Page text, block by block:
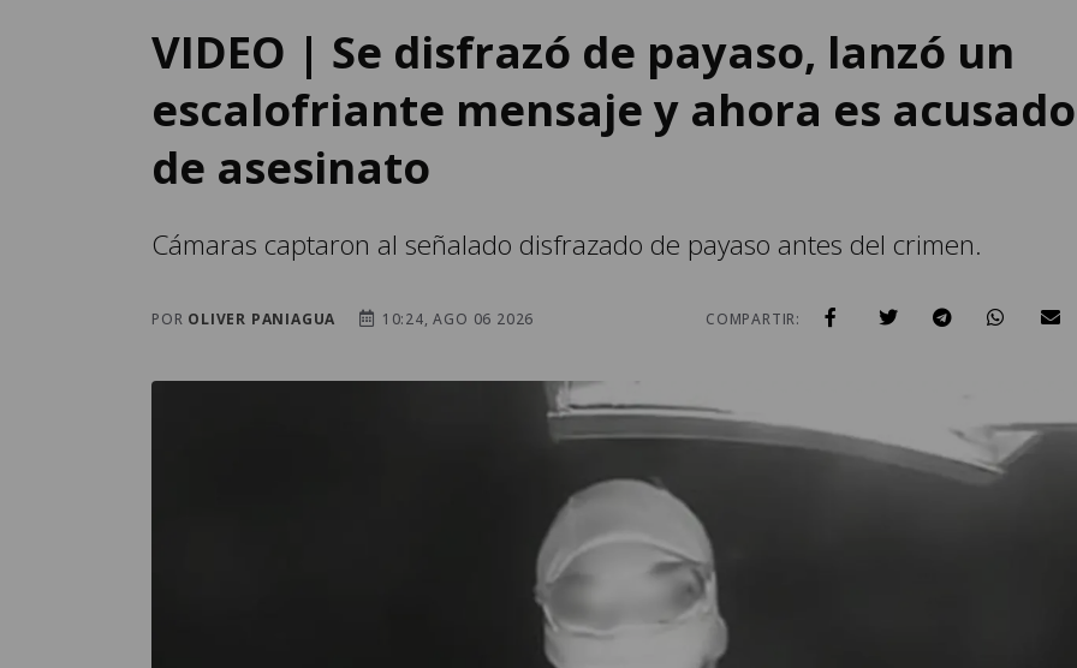
VIDEO | Se disfrazó de payaso, lanzó un
escalofriante mensaje y ahora es acusado
de asesinato
Cámaras captaron al señalado disfrazado de payaso antes del crimen.
POR OLIVER PANIAGUA 10:24, AGO 06 2026 COMPARTIR: